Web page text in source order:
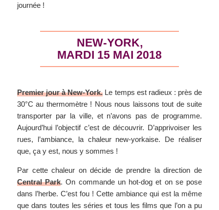
journée !
NEW-YORK,
MARDI 15 MAI 2018
Premier jour à New-York. Le temps est radieux : près de
30°C au thermomètre ! Nous nous laissons tout de suite
transporter par la ville, et n’avons pas de programme.
Aujourd’hui l’objectif c’est de découvrir. D’apprivoiser les
rues, l’ambiance, la chaleur new-yorkaise. De réaliser
que, ça y est, nous y sommes !
Par cette chaleur on décide de prendre la direction de
Central Park. On commande un hot-dog et on se pose
dans l’herbe. C’est fou ! Cette ambiance qui est la même
que dans toutes les séries et tous les films que l’on a pu